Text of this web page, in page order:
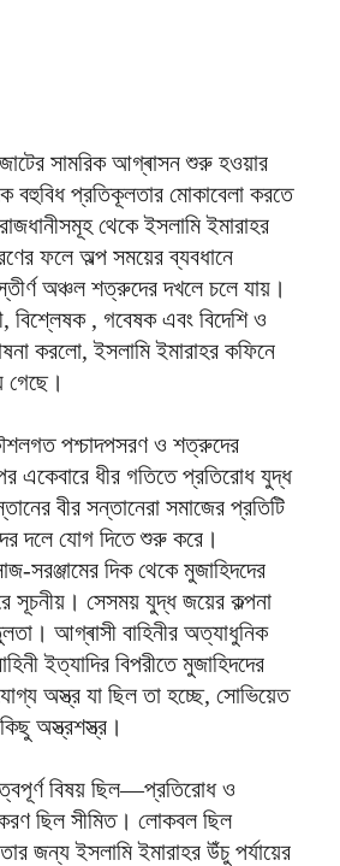
জোটের সামরিক আগ্ৰাসন শুরু হওয়ার
বহুবিধ প্রতিকূলতার মোকাবেলা করতে
থেকে ইসলামি ইমারাহর
ফলে অল্প সময়ের ব্যবধানে
অঞ্চল শত্রুদের দখলে চলে যায়।
বিশ্লেষক , গবেষক এবং বিদেশি ও
করলো, ইসলামি ইমারাহর কফিনে
গেছে।
পশ্চাদপসরণ ও শত্রুদের
একেবারে ধীর গতিতে প্রতিরোধ যুদ্ধ
বীর সন্তানেরা সমাজের প্রতিটি
দলে যোগ দিতে শুরু করে।
সরঞ্জামের দিক থেকে মুজাহিদদের
সূচনীয়। সেসময় যুদ্ধ জয়ের কল্পনা
আগ্ৰাসী বাহিনীর অত্যাধুনিক
ইত্যাদির বিপরীতে মুজাহিদদের
অস্ত্র যা ছিল তা হচ্ছে, সোভিয়েত
অস্ত্রশস্ত্র।
বিষয় ছিল—প্রতিরোধ ও
ছিল সীমিত। লোকবল ছিল
জন্য ইসলামি ইমারাহর উঁচু পর্যায়ের